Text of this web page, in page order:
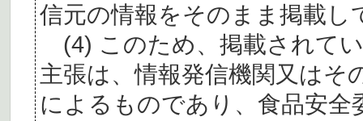
信元の情報をそのまま掲載し
(4) このため、掲載されて
主張は、情報発信機関又はそ
によるものであり、食品安